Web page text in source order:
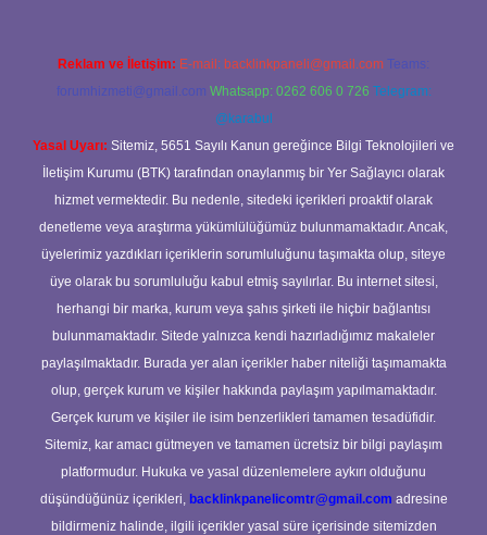
Reklam ve İletişim: E-mail: backlinkpaneli@gmail.com Teams:
forumhizmeti@gmail.com Whatsapp: 0262 606 0 726 Telegram:
@karabul
Yasal Uyarı: Sitemiz, 5651 Sayılı Kanun gereğince Bilgi Teknolojileri ve
İletişim Kurumu (BTK) tarafından onaylanmış bir Yer Sağlayıcı olarak
hizmet vermektedir. Bu nedenle, sitedeki içerikleri proaktif olarak
denetleme veya araştırma yükümlülüğümüz bulunmamaktadır. Ancak,
üyelerimiz yazdıkları içeriklerin sorumluluğunu taşımakta olup, siteye
üye olarak bu sorumluluğu kabul etmiş sayılırlar. Bu internet sitesi,
herhangi bir marka, kurum veya şahıs şirketi ile hiçbir bağlantısı
bulunmamaktadır. Sitede yalnızca kendi hazırladığımız makaleler
paylaşılmaktadır. Burada yer alan içerikler haber niteliği taşımamakta
olup, gerçek kurum ve kişiler hakkında paylaşım yapılmamaktadır.
Gerçek kurum ve kişiler ile isim benzerlikleri tamamen tesadüfidir.
Sitemiz, kar amacı gütmeyen ve tamamen ücretsiz bir bilgi paylaşım
platformudur. Hukuka ve yasal düzenlemelere aykırı olduğunu
düşündüğünüz içerikleri, backlinkpanelicomtr@gmail.com adresine
bildirmeniz halinde, ilgili içerikler yasal süre içerisinde sitemizden